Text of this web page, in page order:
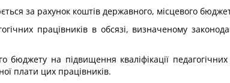
за рахунок коштів державного, місцевого
працівників в обсязі, визначеному
на підвищення кваліфікації
плати цих працівників.